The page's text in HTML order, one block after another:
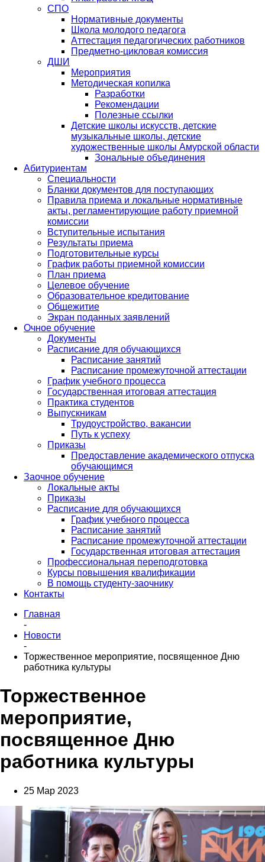
СПО
Нормативные документы
Школа молодого педагога
Аттестация педагогических работников
Предметно-цикловая комиссия
ДШИ
Мероприятия
Методическая копилка
Разработки
Рекомендации
Полезные ссылки
Детские школы искусств, детские
музыкальные школы, детские
художественные школы Амурской области
Зональные объединения
Абитуриентам
Специальности
Бланки документов для поступающих
Правила приема и локальные нормативные
акты, регламентирующие работу приемной
комиссии
Вступительные испытания
Результаты приема
Подготовительные курсы
График работы приемной комиссии
План приема
Целевое обучение
Образовательное кредитование
Общежитие
Экран поданных заявлений
Очное обучение
Документы
Расписание для обучающихся
Расписание занятий
Расписание промежуточной аттестации
График учебного процесса
Государственная итоговая аттестация
Практика студентов
Выпускникам
Трудоустройство, вакансии
Путь к успеху
Приказы
Предоставление академического отпуска
обучающимся
Заочное обучение
Локальные акты
Приказы
Расписание для обучающихся
График учебного процесса
Расписание занятий
Расписание промежуточной аттестации
Государственная итоговая аттестация
Профессиональная переподготовка
Курсы повышения квалификации
В помощь студенту-заочнику
Контакты
Главная
-
Новости
-
Торжественное мероприятие, посвященное Дню
работника культуры
Торжественное
мероприятие,
посвященное Дню
работника культуры
25 Мар 2023